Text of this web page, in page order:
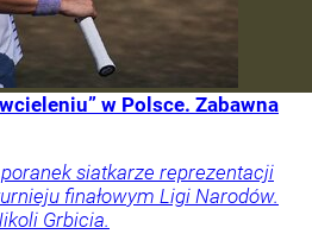
w Polsce. Zabawna
siatkarze reprezentacji
finałowym Ligi Narodów.
Grbicia.